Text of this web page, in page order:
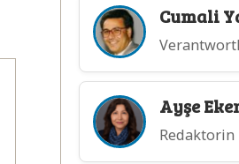
Cumali
Ayşe
Redaktorin